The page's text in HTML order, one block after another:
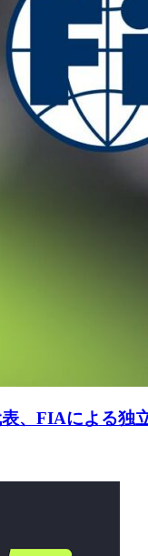
、FIAによる独